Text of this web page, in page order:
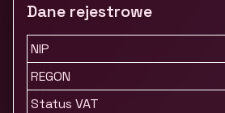
Dane rejestrowe
NIP
REGON
Status VAT